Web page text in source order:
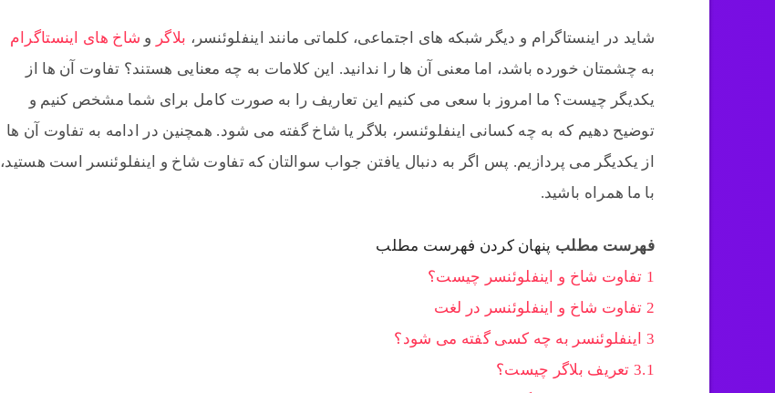
شاید در اینستاگرام و دیگر شبکه های اجتماعی، کلماتی مانند اینفلوئنسر، بلاگر و شاخ های اینستاگرام
به چشمتان خورده باشد، اما معنی آن ها را ندانید. این کلامات به چه معنایی هستند؟ تفاوت آن ها از
یکدیگر چیست؟ ما امروز با سعی می کنیم این تعاریف را به صورت کامل برای شما مشخص کنیم و
توضیح دهیم که به چه کسانی اینفلوئنسر، بلاگر یا شاخ گفته می شود. همچنین در ادامه به تفاوت آن ها
از یکدیگر می پردازیم. پس اگر به دنبال یافتن جواب سوالتان که تفاوت شاخ و اینفلوئنسر است هستید،
با ما همراه باشید.
فهرست مطلب پنهان کردن فهرست مطلب
1 تفاوت شاخ و اینفلوئنسر چیست؟
2 تفاوت شاخ و اینفلوئنسر در لغت
3 اینفلوئنسر به چه کسی گفته می شود؟
3.1 تعریف بلاگر چیست؟